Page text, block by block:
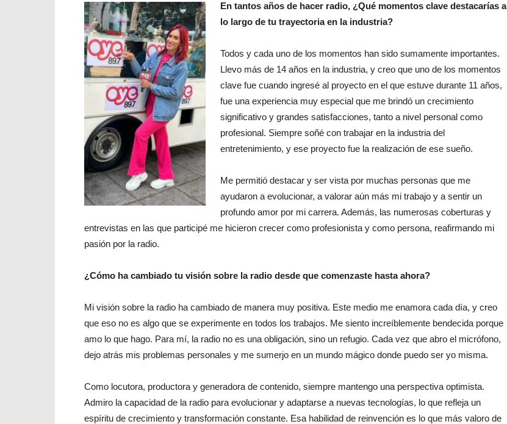
En tantos años de hacer radio, ¿Qué momentos clave destacarías a
lo largo de tu trayectoria en la industria?
Todos y cada uno de los momentos han sido sumamente importantes.
Llevo más de 14 años en la industria, y creo que uno de los momentos
clave fue cuando ingresé al proyecto en el que estuve durante 11 años,
fue una experiencia muy especial que me brindó un crecimiento
significativo y grandes satisfacciones, tanto a nivel personal como
profesional. Siempre soñé con trabajar en la industria del
entretenimiento, y ese proyecto fue la realización de ese sueño.
Me permitió destacar y ser vista por muchas personas que me
ayudaron a evolucionar, a valorar aún más mi trabajo y a sentir un
profundo amor por mi carrera. Además, las numerosas coberturas y
entrevistas en las que participé me hicieron crecer como profesionista y como persona, reafirmando mi
pasión por la radio.
¿Cómo ha cambiado tu visión sobre la radio desde que comenzaste hasta ahora?
Mi visión sobre la radio ha cambiado de manera muy positiva. Este medio me enamora cada día, y creo
que eso no es algo que se experimente en todos los trabajos. Me siento increíblemente bendecida porque
amo lo que hago. Para mí, la radio no es una obligación, sino un refugio. Cada vez que abro el micrófono,
dejo atrás mis problemas personales y me sumerjo en un mundo mágico donde puedo ser yo misma.
Como locutora, productora y generadora de contenido, siempre mantengo una perspectiva optimista.
Admiro la capacidad de la radio para evolucionar y adaptarse a nuevas tecnologías, lo que refleja un
espíritu de crecimiento y transformación constante. Esa habilidad de reinvención es lo que más valoro de